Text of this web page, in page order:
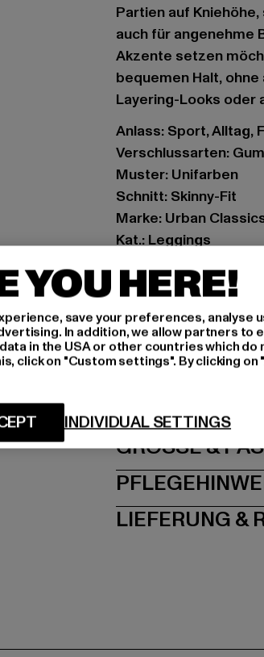
Partien auf
auch für angenehme
Akzente setzen
bequemen Halt,
Layering-Looks oder
Anlass: Sport, Alltag,
Verschlussarten:
Muster: Unifarben
Schnitt: Skinny-Fit
Marke: Urban
Kat.: Leggings
Hersteller Farbe:
Art.Nr: TB1174-04011
Hersteller: TB
Dr.-Robert-Murjahn-
GRÖSSE
LIEFERUNG &
YOU HERE!
save your preferences, analyse
In addition, we allow partners to
in the USA or other countries which do
click on "Custom settings". By clicking
INDIVIDUAL SETTINGS